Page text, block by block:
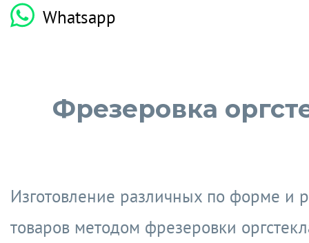
Whatsapp
Фрезеровка
Изготовление различных по форме и
товаров методом фрезеровки